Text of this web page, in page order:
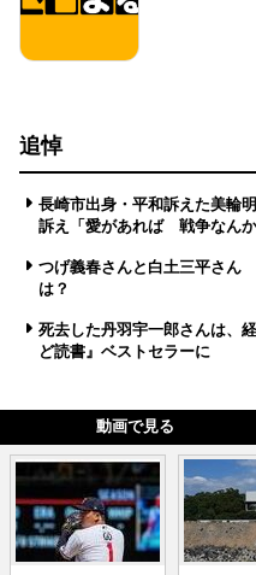
追悼
長崎市出身・平和訴えた美輪
訴え「愛があれば 戦争なんか
つげ義春さんと白土三平さん
は？
死去した丹羽宇一郎さんは、
ど読書』ベストセラーに
動画で見る